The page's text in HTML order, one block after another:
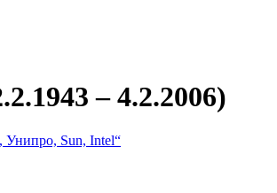
– 4.2.2006)
Унипро, Sun, Intel“